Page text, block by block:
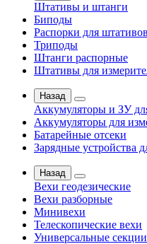
Штативы и штанги
Биподы
Распорки для штативов
Триподы
Штанги распорные
Штативы для
Назад
Аккумуляторы и ЗУ
Аккумуляторы для
Батарейные отсеки
Зарядные устройства
Назад
Вехи геодезические
Вехи разборные
Минивехи
Телескопические вехи
Универсальные